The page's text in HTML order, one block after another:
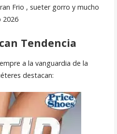
Frio , sueter gorro y mucho
2026
Tendencia
a la vanguardia de la
destacan: